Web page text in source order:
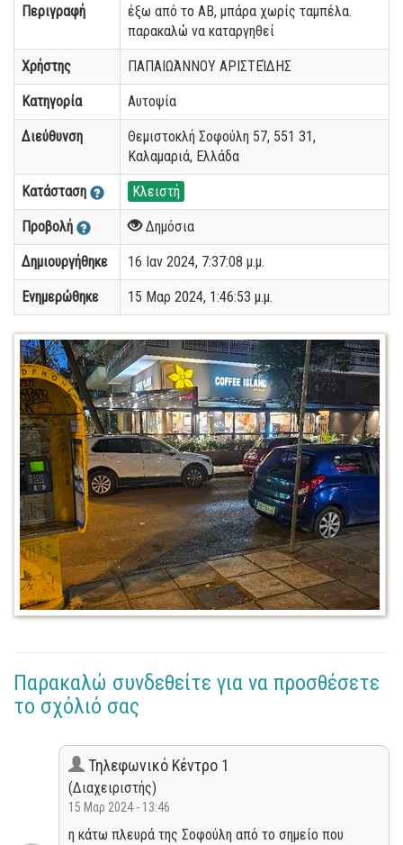
Περιγραφή
έξω από το ΑΒ, μπάρα χωρίς ταμπέλα.
παρακαλώ να καταργηθεί
Χρήστης ΠΑΠΑΙΩΆΝΝΟΥ ΑΡΙΣΤΕΊΔΗΣ
Κατηγορία Αυτοψία
Διεύθυνση
Θεμιστοκλή Σοφούλη 57, 551 31,
Καλαμαριά, Ελλάδα
Κατάσταση Κλειστή
Προβολή Δημόσια
Δημιουργήθηκε 16 Ιαν 2024, 7:37:08 μ.μ.
Ενημερώθηκε 15 Μαρ 2024, 1:46:53 μ.μ.
Παρακαλώ συνδεθείτε για να προσθέσετε
το σχόλιό σας
Τηλεφωνικό Κέντρο 1
(Διαχειριστής)
15 Μαρ 2024 - 13:46
η κάτω πλευρά της Σοφούλη από το σημείο που